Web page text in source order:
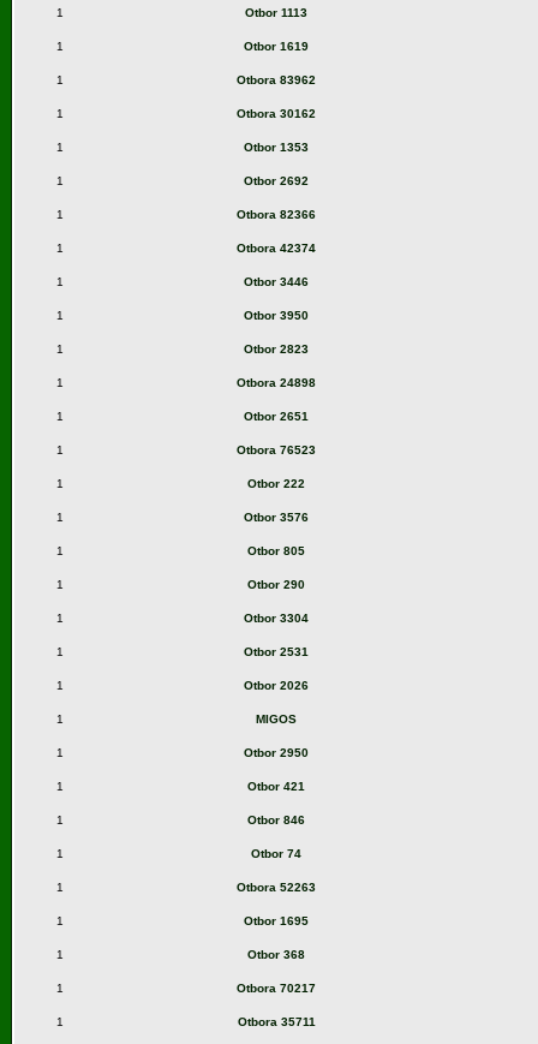
1 Otbor 1113
1 Otbor 1619
1 Otbora 83962
1 Otbora 30162
1 Otbor 1353
1 Otbor 2692
1 Otbora 82366
1 Otbora 42374
1 Otbor 3446
1 Otbor 3950
1 Otbor 2823
1 Otbora 24898
1 Otbor 2651
1 Otbora 76523
1 Otbor 222
1 Otbor 3576
1 Otbor 805
1 Otbor 290
1 Otbor 3304
1 Otbor 2531
1 Otbor 2026
1 MIGOS
1 Otbor 2950
1 Otbor 421
1 Otbor 846
1 Otbor 74
1 Otbora 52263
1 Otbor 1695
1 Otbor 368
1 Otbora 70217
1 Otbora 35711